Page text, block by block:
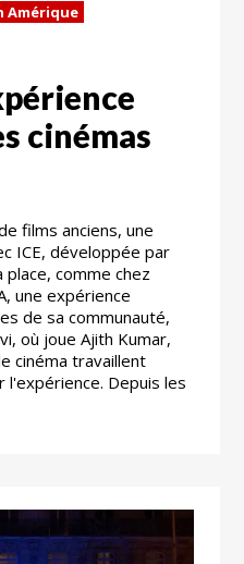
Amérique
cinémas
films anciens, une
ICE, développée par
place, comme chez
une expérience
de sa communauté,
où joue Ajith Kumar,
cinéma travaillent
Depuis les